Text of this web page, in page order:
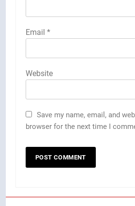
Email *
Website
Save my name, email, and
browser for the next time I